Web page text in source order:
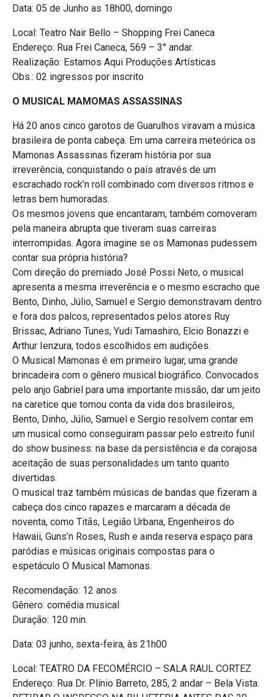
Data: 05 de Junho as 18h00, domingo
Local: Teatro Nair Bello – Shopping Frei Caneca
Endereço: Rua Frei Caneca, 569 – 3° andar.
Realização: Estamos Aqui Produções Artísticas
Obs.: 02 ingressos por inscrito
O MUSICAL MAMOMAS ASSASSINAS
Há 20 anos cinco garotos de Guarulhos viravam a música
brasileira de ponta cabeça. Em uma carreira meteórica os
Mamonas Assassinas fizeram história por sua
irreverência, conquistando o país através de um
escrachado rock’n roll combinado com diversos ritmos e
letras bem humoradas.
Os mesmos jovens que encantaram, também comoveram
pela maneira abrupta que tiveram suas carreiras
interrompidas. Agora imagine se os Mamonas pudessem
contar sua própria história?
Com direção do premiado José Possi Neto, o musical
apresenta a mesma irreverência e o mesmo escracho que
Bento, Dinho, Júlio, Samuel e Sergio demonstravam dentro
e fora dos palcos, representados pelos atores Ruy
Brissac, Adriano Tunes, Yudi Tamashiro, Elcio Bonazzi e
Arthur Ienzura, todos escolhidos em audições.
O Musical Mamonas é em primeiro lugar, uma grande
brincadeira com o gênero musical biográfico. Convocados
pelo anjo Gabriel para uma importante missão, dar um jeito
na caretice que tomou conta da vida dos brasileiros,
Bento, Dinho, Júlio, Samuel e Sergio resolvem contar em
um musical como conseguiram passar pelo estreito funil
do show business: na base da persistência e da corajosa
aceitação de suas personalidades um tanto quanto
divertidas.
O musical traz também músicas de bandas que fizeram a
cabeça dos cinco rapazes e marcaram a década de
noventa, como Titãs, Legião Urbana, Engenheiros do
Hawaii, Guns’n Roses, Rush e ainda reserva espaço para
paródias e músicas originais compostas para o
espetáculo O Musical Mamonas.
Recomendação: 12 anos
Gênero: comédia musical
Duração: 120 min.
Data: 03 junho, sexta-feira, às 21h00
Local: TEATRO DA FECOMÉRCIO – SALA RAUL CORTEZ
Endereço: Rua Dr. Plínio Barreto, 285, 2 andar – Bela Vista.